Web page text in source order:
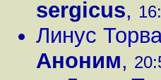
sergicus,
Линус
Аноним,